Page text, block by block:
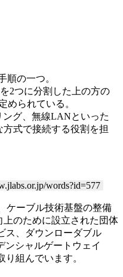
順の一つ。
2つに分割した上の方の
められている。
グ、無線LANといった
式で接続する役割を担
words?id=577
ケーブル技術基盤の整備
のために設立された団体
ス、ダウンローダブル
ンシャルゲートウェイ
り組んでいます。